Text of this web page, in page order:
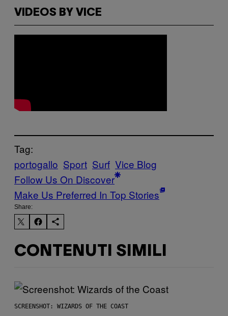
VIDEOS BY VICE
Tag:
portogallo Sport Surf Vice Blog
Follow Us On Discover
Make Us Preferred In Top Stories
Share:
CONTENUTI SIMILI
SCREENSHOT: WIZARDS OF THE COAST